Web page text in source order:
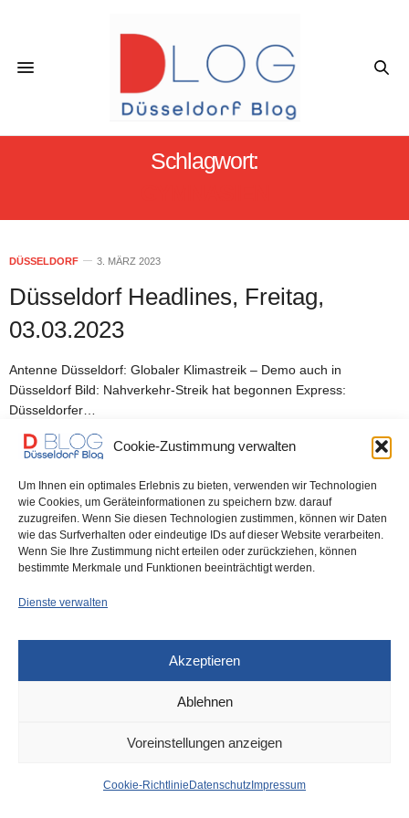
Cookie-Zustimmung verwalten
Um Ihnen ein optimales Erlebnis zu bieten, verwenden wir Technologien
wie Cookies, um Geräteinformationen zu speichern bzw. darauf
zuzugreifen. Wenn Sie diesen Technologien zustimmen, können wir Daten
wie das Surfverhalten oder eindeutige IDs auf dieser Website verarbeiten.
Wenn Sie Ihre Zustimmung nicht erteilen oder zurückziehen, können
bestimmte Merkmale und Funktionen beeinträchtigt werden.
Dienste verwalten
Akzeptieren
Ablehnen
Voreinstellungen anzeigen
Cookie-Richtlinie Datenschutz Impressum
Schlagwort:
DÜSSELDORF 3. MÄRZ 2023
Düsseldorf Headlines, Freitag,
03.03.2023
Antenne Düsseldorf: Globaler Klimastreik – Demo auch in
Düsseldorf Bild: Nahverkehr-Streik hat begonnen Express:
Düsseldorfer…
0 SHARES
IMPRESSUM DATENSCHUTZ COOKIE-RICHTLINIE (EU)